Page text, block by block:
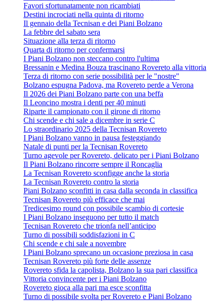
Favori sfortunatamente non ricambiati
Destini incrociati nella quinta di ritorno
Il gennaio della Tecnisan e dei Piani Bolzano
La febbre del sabato sera
Situazione alla terza di ritorno
Quarta di ritorno per confermarsi
I Piani Bolzano non steccano contro l'ultima
Bressanin e Medina Bouza trascinano Rovereto alla vittoria
Terza di ritorno con serie possibilità per le "nostre"
Bolzano espugna Padova, ma Rovereto perde a Verona
Il 2026 dei Piani Bolzano parte con una beffa
Il Leoncino mostra i denti per 40 minuti
Riparte il campionato con il girone di ritorno
Chi scende e chi sale a dicembre in serie C
Lo straordinario 2025 della Tecnisan Rovereto
I Piani Bolzano vanno in pausa festeggiando
Natale di punti per la Tecnisan Rovereto
Turno agevole per Rovereto, delicato per i Piani Bolzano
Il Piani Bolzano rincorre sempre il Roncaglia
La Tecnisan Rovereto sconfigge anche la storia
La Tecnisan Rovereto contro la storia
Piani Bolzano sconfitti in casa dalla seconda in classifica
Tecnisan Rovereto più efficace che mai
Tredicesimo round con possibile scambio di cortesie
I Piani Bolzano inseguono per tutto il match
Tecnisan Rovereto che trionfa nell’anticipo
Turno di possibili soddisfazioni in C
Chi scende e chi sale a novembre
I Piani Bolzano sprecano un occasione preziosa in casa
Tecnisan Rovereto più forte delle assenze
Rovereto sfida la capolista, Bolzano la sua pari classifica
Vittoria convincente per i Piani Bolzano
Rovereto gioca alla pari ma esce sconfitta
Turno di possibile svolta per Rovereto e Piani Bolzano